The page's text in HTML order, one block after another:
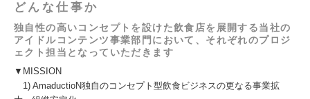
どんな仕事か
独自性の高いコンセプトを設けた飲食店を展開する当社の
アイドルコンテンツ事業部門において、それぞれのプロジ
ェクト担当となっていただきます
▼MISSION
1) AmaductioN独自のコンセプト型飲食ビジネスの更なる事業拡